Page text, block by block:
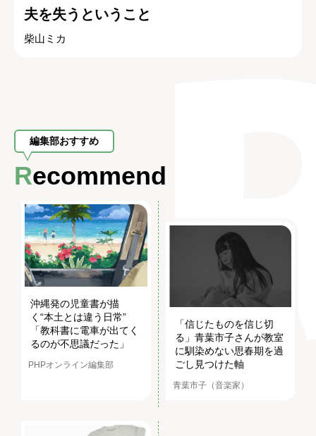
夫を失うということ
柴山ミカ
編集部おすすめ
Recommend
沖縄発の児童書が描
く“本土とは違う日常”
「教科書に電車が出てく
るのが不思議だった」
PHPオンライン編集部
「信じたものを信じ切
る」青葉市子さんが教室
に馴染めない思春期を過
ごし見つけた軸
青葉市子（音楽家）